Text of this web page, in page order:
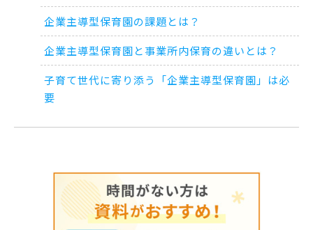
企業主導型保育園の課題とは？
企業主導型保育園と事業所内保育の違いとは？
子育て世代に寄り添う「企業主導型保育園」は必
要